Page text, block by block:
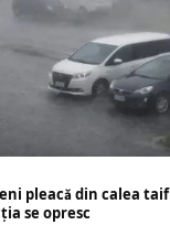
pleacă din calea
se opresc